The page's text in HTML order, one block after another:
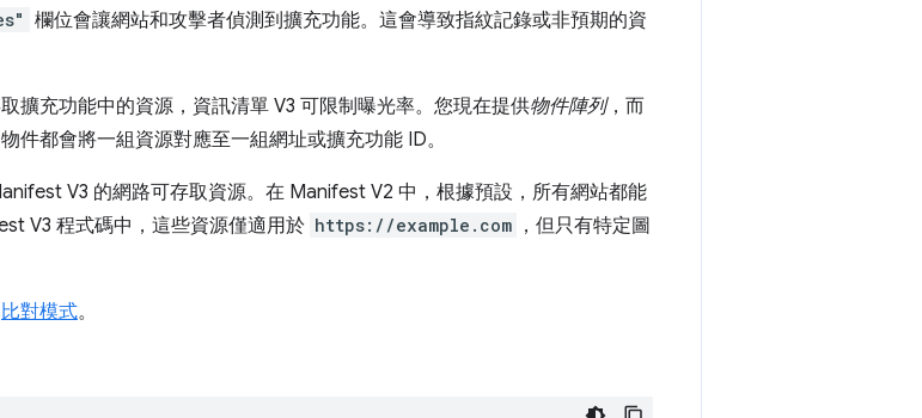
欄位會讓網站和攻擊者偵測到擴充功能。這會導致指紋記錄或非預期的資
擴充功能中的資源，資訊清單 V3 可限制曝光率。您現在提供物件陣列，而
件都會將一組資源對應至一組網址或擴充功能 ID。
V3 的網路可存取資源。在 Manifest V2 中，根據預設，所有網站都能
V3 程式碼中，這些資源僅適用於 https://example.com ，但只有特定圖
比對模式。